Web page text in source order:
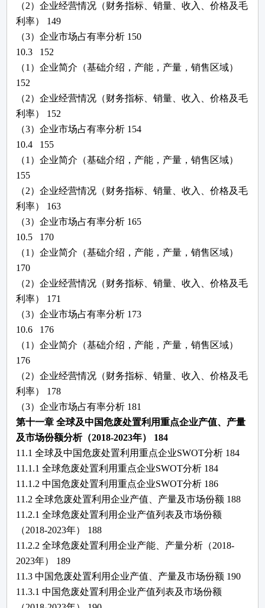
（2）企业经营情况 （财务指标、销量、收入、价格及毛
利率）
149
（3）企业市场占有率分析 150
10.3
152
（1）企业简介（基础介绍，产能，产量，销售区域）
152
（2）企业经营情况 （财务指标、销量、收入、价格及毛
利率）
152
（3）企业市场占有率分析 154
10.4
155
（1）企业简介（基础介绍，产能，产量，销售区域）
155
（2）企业经营情况 （财务指标、销量、收入、价格及毛
利率）
163
（3）企业市场占有率分析 165
10.5
170
（1）企业简介（基础介绍，产能，产量，销售区域）
170
（2）企业经营情况 （财务指标、销量、收入、价格及毛
利率）
171
（3）企业市场占有率分析 173
10.6
176
（1）企业简介（基础介绍，产能，产量，销售区域）
176
（2）企业经营情况 （财务指标、销量、收入、价格及毛
利率）
178
（3）企业市场占有率分析 181
第十一章 全球及中国危废处置利用重点企业产值、产量
及市场份额分析（2018-2023年）
184
11.1 全球及中国危废处置利用重点企业SWOT分析 184
11.1.1 全球危废处置利用重点企业SWOT分析 184
11.1.2 中国危废处置利用重点企业SWOT分析 186
11.2 全球危废处置利用企业产值、产量及市场份额 188
11.2.1 全球危废处置利用企业产值列表及市场份额
（2018-2023年）
188
11.2.2 全球危废处置利用企业产能、产量分析（2018-
2023年）
189
11.3 中国危废处置利用企业产值、产量及市场份额 190
11.3.1 中国危废处置利用企业产值列表及市场份额